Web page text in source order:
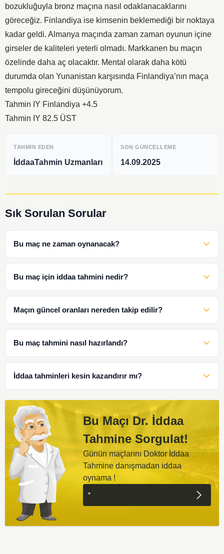
bozukluğuyla bronz maçına nasıl odaklanacaklarını
göreceğiz. Finlandiya ise kimsenin beklemediği bir noktaya
kadar geldi. Almanya maçında zaman zaman oyunun içine
girseler de kaliteleri yeterli olmadı. Markkanen bu maçın
özelinde daha aç olacaktır. Mental olarak daha kötü
durumda olan Yunanistan karşısında Finlandiya’nın maça
tempolu gireceğini düşünüyorum.
Tahmin IY Finlandiya +4.5
Tahmin IY 82.5 ÜST
TAHMIN EDEN
İddaaTahmin Uzmanları
SON GÜNCELLEME
14.09.2025
Sık Sorulan Sorular
Bu maç ne zaman oynanacak?
Bu maç için iddaa tahmini nedir?
Maçın güncel oranları nereden takip edilir?
Bu maç tahmini nasıl hazırlandı?
İddaa tahminleri kesin kazandırır mı?
Bu Maçı Dr. İddaa
Tahmine Sorgulat!
Günün maçlarını Doktor İddaa
Tahmine danışmadan iddaa
oynama !